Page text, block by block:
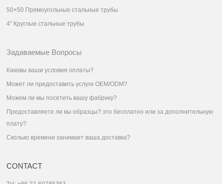
50×50 Прямоугольные стальные трубы
4″ Круглые стальные трубы
Задаваемые Вопросы
Каковы ваши условия оплаты?
Может ли предоставить услуги OEM/ODM?
Можем ли мы посетить вашу фабрику?
Предоставляете ли вы образцы? это бесплатно или за дополнительную
плату?
Сколько времени занимает ваша доставка?
CONTACT